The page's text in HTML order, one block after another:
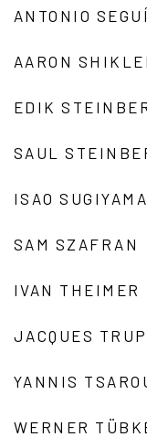
ANTONIO SEGUÍ
AARON
EDIK
SAUL
ISAO SUGIYAMA
SAM SZAFRAN
IVAN THEIMER
JACQUES
YANNIS
WERNER